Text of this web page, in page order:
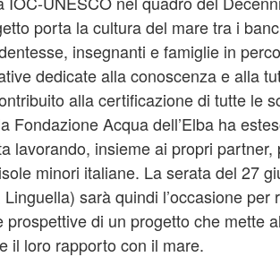
porta la cultura del mare tra i
insegnanti e famiglie in
dedicate alla conoscenza e alla
alla certificazione di tutte le
Fondazione Acqua dell’Elba ha
lavorando, insieme ai propri
minori italiane. La serata del 27
sarà quindi l’occasione per
prospettive di un progetto che mette
il loro rapporto con il mare.